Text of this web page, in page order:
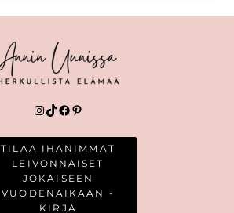
Instagram
TikTok
Facebook
Pinterest
TILAA IHANIMMAT
LEIVONNAISET
JOKAISEEN
VUODENAIKAAN -
KIRJA